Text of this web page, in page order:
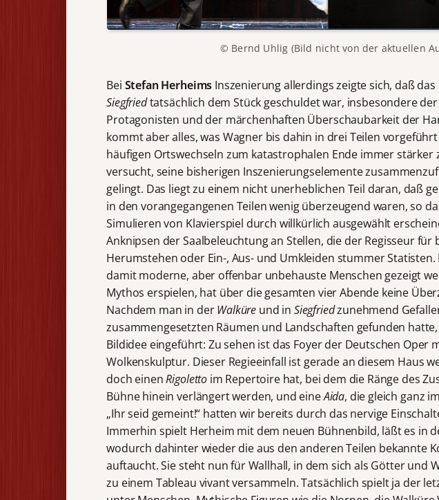
© Bernd Uhlig (Bild nicht von der aktuellen
Bei Stefan Herheims Inszenierung allerdings zeigte sich, daß
Siegfriedtatsächlich dem Stück geschuldet war, insbesondere
Protagonisten und der märchenhaften Überschaubarkeit der
kommt aber alles, was Wagner bis dahin in drei Teilen
häufigen Ortswechseln zum katastrophalen Ende immer stärker
versucht, seine bisherigen Inszenierungselemente
gelingt. Das liegt zu einem nicht unerheblichen Teil daran, daß
in den vorangegangenen Teilen wenig überzeugend waren, so
Simulieren von Klavierspiel durch willkürlich ausgewählt
Anknipsen der Saalbeleuchtung an Stellen, die der Regisseur für
Herumstehen oder Ein-, Aus- und Umkleiden stummer
damit moderne, aber offenbar unbehauste Menschen gezeigt
Mythos erspielen, hat über die gesamten vier Abende keine
Nachdem man in derWalküre und in Siegfriedzunehmend
zusammengesetzten Räumen und Landschaften gefunden
Bildidee eingeführt: Zu sehen ist das Foyer der Deutschen Oper
Wolkenskulptur. Dieser Regieeinfall ist gerade an diesem Haus
doch einenRigoletto im Repertoire hat, bei dem die Ränge des
Bühne hinein verlängert werden, und eineAida, die gleich ganz
„Ihr seid gemeint!“ hatten wir bereits durch das nervige
Immerhin spielt Herheim mit dem neuen Bühnenbild, läßt es in
wodurch dahinter wieder die aus den anderen Teilen bekannte
auftaucht. Sie steht nun für Wallhall, in dem sich als Götter und
zu einem Tableau vivant versammeln. Tatsächlich spielt ja der